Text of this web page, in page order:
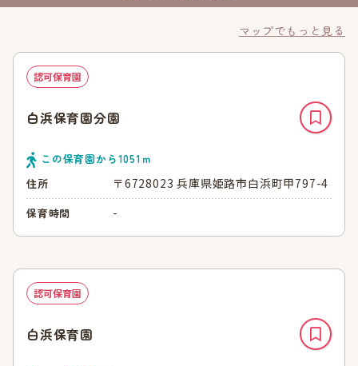
マップでもっと見る
認可保育園
白浜保育園分園
この保育園から1051 ｍ
住所
〒6728023 兵庫県姫路市白浜町甲797-4
保育時間 -
認可保育園
白浜保育園